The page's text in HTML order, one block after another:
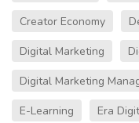
Creator Economy
Digital Marketing
Digital Marketing
E-Learning
Era